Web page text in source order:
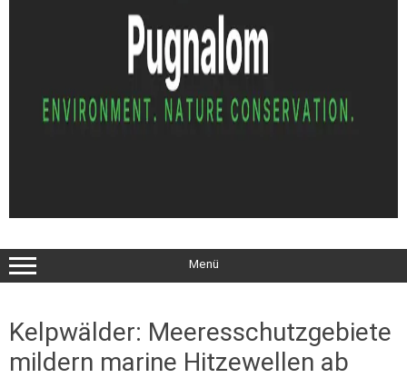
Menü
Kelpwälder: Meeresschutzgebiete
mildern marine Hitzewellen ab